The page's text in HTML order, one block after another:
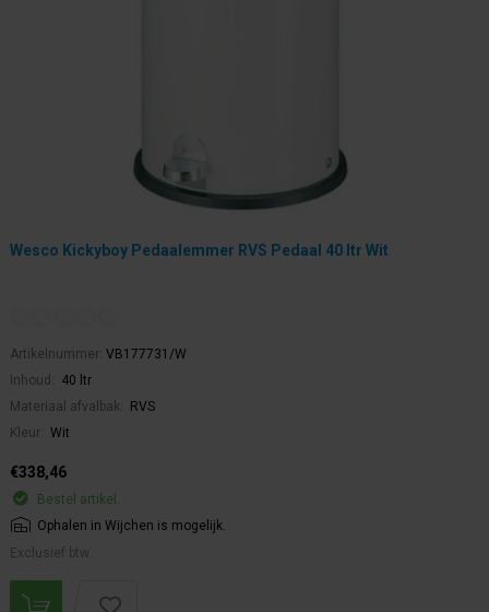
Wesco Kickyboy Pedaalemmer RVS Pedaal 40 ltr Wit
Artikelnummer: VB177731/W
Inhoud:
40 ltr
Materiaal afvalbak:
RVS
Kleur:
Wit
€338,46
Bestel artikel.
Ophalen in Wijchen is mogelijk.
Exclusief btw.